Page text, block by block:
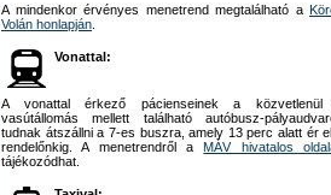
A mindenkor érvényes menetrend megtalálható a
Volán honlapján
Vonattal:
A vonattal érkező pácienseinek a
vasútállomás mellett található autóbusz-
tudnak átszállni a 7-es buszra, amely 13 perc alatt ér
rendelőnkig. A menetrendről aMÁV hivatalos
tájékozódhat.